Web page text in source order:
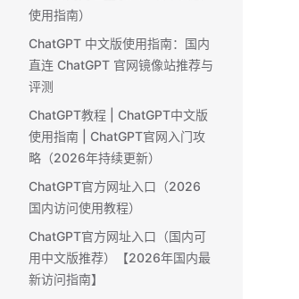
使用指南）
ChatGPT 中文版使用指南：国内
直连 ChatGPT 官网镜像站推荐与
评测
ChatGPT教程 | ChatGPT中文版
使用指南 | ChatGPT官网入门攻
略（2026年持续更新）
ChatGPT官方网址入口（2026
国内访问使用教程）
ChatGPT官方网址入口（国内可
用中文版推荐）【2026年国内最
新访问指南】